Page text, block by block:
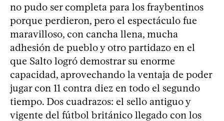
no pudo ser completa para los fraybentinos
porque perdieron, pero el espectáculo fue
maravilloso, con cancha llena, mucha
adhesión de pueblo y otro partidazo en el
que Salto logró demostrar su enorme
capacidad, aprovechando la ventaja de poder
jugar con 11 contra diez en todo el segundo
tiempo. Dos cuadrazos: el sello antiguo y
vigente del fútbol británico llegado con los